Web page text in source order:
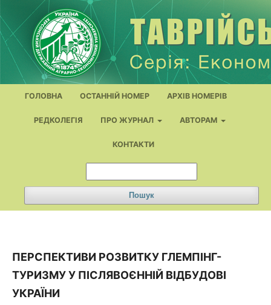
ГОЛОВНА ОСТАННІЙ НОМЕР АРХІВ НОМЕРІВ
РЕДКОЛЕГІЯ ПРО ЖУРНАЛ АВТОРАМ
КОНТАКТИ
Пошук
ПЕРСПЕКТИВИ РОЗВИТКУ ГЛЕМПІНГ-
ТУРИЗМУ У ПІСЛЯВОЄННІЙ ВІДБУДОВІ
УКРАЇНИ